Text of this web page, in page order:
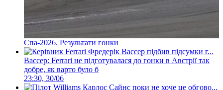
Спа-2026. Результати гонки
Вассер: Ferrari не підготувалася до гонки в Австрії так
добре, як варто було б
23:30, 30/06